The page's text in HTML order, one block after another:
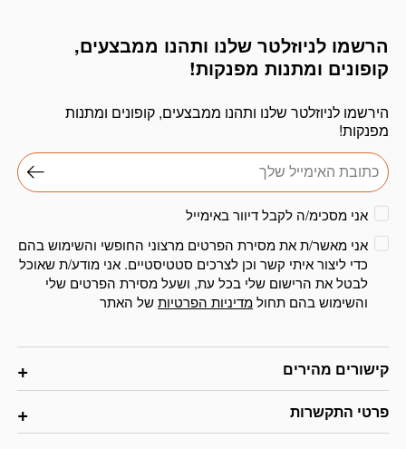
קישורים מהירים
פרטי התקשרות
הרשמו לניוזלטר שלנו ותהנו ממבצעים,
קופונים ומתנות מפנקות!
הירשמו לניוזלטר שלנו ותהנו ממבצעים, קופונים ומתנות
מפנקות!
דוא׳׳ל
אני מסכימ/ה לקבל דיוור באימייל
אני מאשר/ת את מסירת הפרטים מרצוני החופשי והשימוש בהם
כדי ליצור איתי קשר וכן לצרכים סטטיסטיים. אני מודע/ת שאוכל
לבטל את הרישום שלי בכל עת, ושעל מסירת הפרטים שלי
והשימוש בהם תחולמדיניות הפרטיותשל האתר